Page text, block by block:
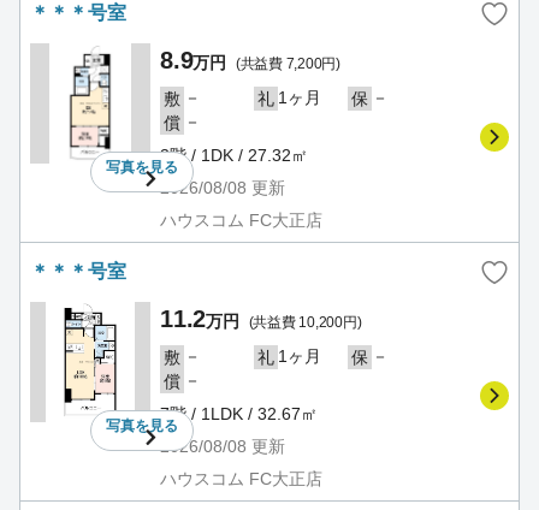
＊＊＊号室
写真を見る
8.9万円 (共益費 7,200円)
敷 － 礼 1ヶ月 保 －
償 －
3階 / 1DK / 27.32㎡
2026/08/08 更新
ハウスコム FC大正店
＊＊＊号室
写真を見る
11.2万円 (共益費 10,200円)
敷 － 礼 1ヶ月 保 －
償 －
7階 / 1LDK / 32.67㎡
2026/08/08 更新
ハウスコム FC大正店